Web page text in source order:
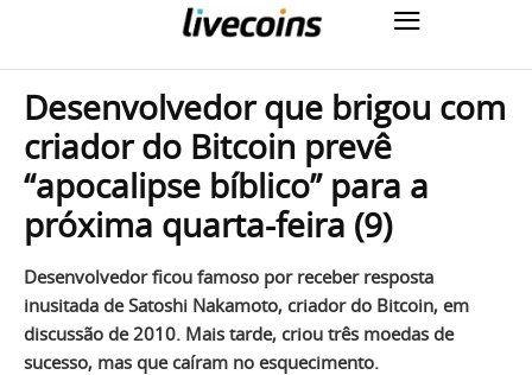
Desenvolvedor que brigou com
criador do Bitcoin prevê
“apocalipse bíblico” para a
próxima quarta-feira (9)
Desenvolvedor ficou famoso por receber resposta
inusitada de Satoshi Nakamoto, criador do Bitcoin, em
discussão de 2010. Mais tarde, criou três moedas de
sucesso, mas que caíram no esquecimento.